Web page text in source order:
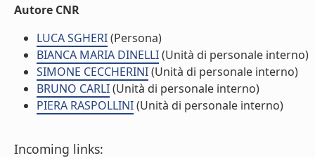
Autore CNR
LUCA SGHERI(Persona)
BIANCA MARIA DINELLI(Unità di personale interno)
SIMONE CECCHERINI(Unità di personale interno)
BRUNO CARLI(Unità di personale interno)
PIERA RASPOLLINI(Unità di personale interno)
Incoming links: